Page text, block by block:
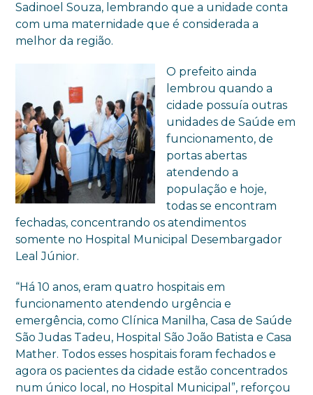
Sadinoel Souza, lembrando que a unidade conta
com uma maternidade que é considerada a
melhor da região.
O prefeito ainda
lembrou quando a
cidade possuía outras
unidades de Saúde em
funcionamento, de
portas abertas
atendendo a
população e hoje,
todas se encontram
fechadas, concentrando os atendimentos
somente no Hospital Municipal Desembargador
Leal Júnior.
“Há 10 anos, eram quatro hospitais em
funcionamento atendendo urgência e
emergência, como Clínica Manilha, Casa de Saúde
São Judas Tadeu, Hospital São João Batista e Casa
Mather. Todos esses hospitais foram fechados e
agora os pacientes da cidade estão concentrados
num único local, no Hospital Municipal”, reforçou